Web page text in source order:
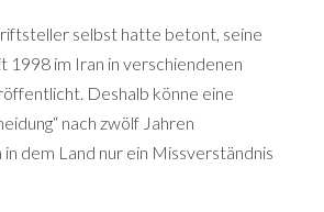
selbst hatte betont, seine
1998 im Iran in verschiendenen
Deshalb könne eine
nach zwölf Jahren
dem Land nur ein Missverständnis